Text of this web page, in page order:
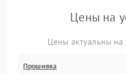
Цены на
Цены актуальны
Прошивка